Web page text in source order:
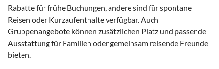
Rabatte für frühe Buchungen, andere sind für spontane
Reisen oder Kurzaufenthalte verfügbar. Auch
Gruppenangebote können zusätzlichen Platz und passende
Ausstattung für Familien oder gemeinsam reisende Freunde
bieten.